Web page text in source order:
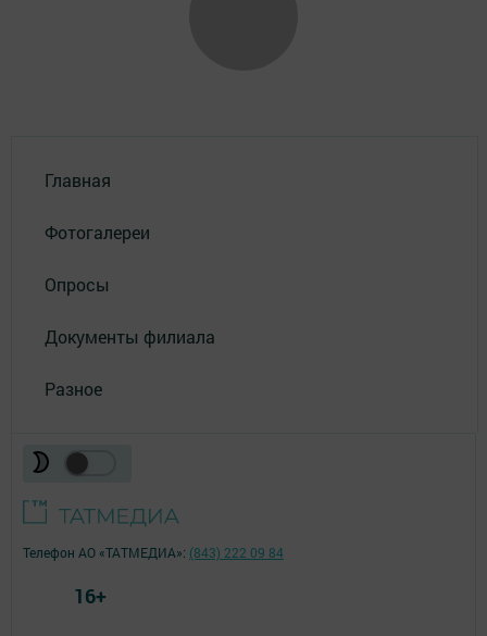
Главная
Фотогалереи
Опросы
Документы филиала
Разное
Телефон АО «ТАТМЕДИА»: (843) 222 09 84
16+